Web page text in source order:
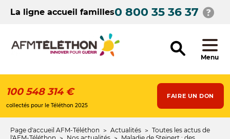
contenuLa ligne accueil familles0 800 35 36 37
Menu
100 548 314 €
collectés pour le Téléthon 2025
FAIRE UN DON
Page d'accueil AFM-Téléthon Actualités
Toutes les actus de